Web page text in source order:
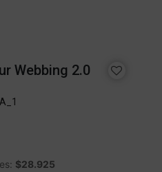
Webbing 2.0
$28.925